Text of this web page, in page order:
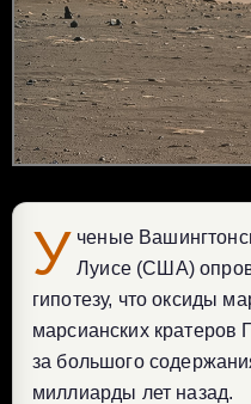
У ченые
Луисе (США)
гипотезу, что оксиды
марсианских кратеров
за большого
миллиарды лет назад.